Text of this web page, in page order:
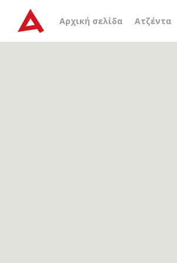
Αρχική σελίδα Ατζέντα
Αρχείο ετικέτας